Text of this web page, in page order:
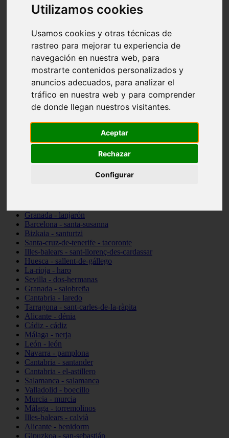
Utilizamos cookies
Usamos cookies y otras técnicas de
rastreo para mejorar tu experiencia de
navegación en nuestra web, para
mostrarte contenidos personalizados y
anuncios adecuados, para analizar el
tráfico en nuestra web y para comprender
de donde llegan nuestros visitantes.
Aceptar
Rechazar
Configurar
Cantabria - suances
Sevilla - bormujos
Málaga - júzcar
Huesca - alquézar
Huesca - castejón-de-sos
Lleida - alt-àneu
Córdoba - almedinilla
Navarra - zangoza
Cantabria - arenas-de-iguña
Barcelona - la-pobla-de-lillet
Murcia - cartagena
Madrid - nuevo-baztán
Granada - lanjarón
Barcelona - santa-susanna
Bizkaia - santurtzi
Santa-cruz-de-tenerife - tacoronte
Illes-balears - sant-llorenç-des-cardassar
Huesca - sallent-de-gállego
La-rioja - haro
Sevilla - dos-hermanas
Granada - salobreña
Cantabria - laredo
Tarragona - sant-carles-de-la-ràpita
Alicante - dénia
Cádiz - cádiz
Málaga - nerja
León - león
Navarra - pamplona
Cantabria - santander
Cantabria - el-astillero
Salamanca - salamanca
Valladolid - boecillo
Murcia - murcia
Málaga - torremolinos
Illes-balears - calvià
Alicante - benidorm
Gipuzkoa - san-sebastián